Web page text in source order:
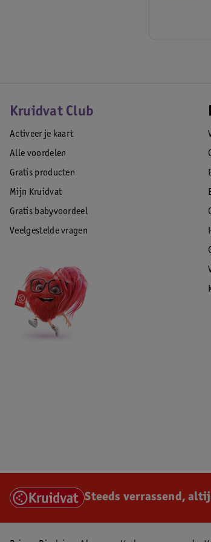
Kruidvat Club
Activeer je kaart
Alle voordelen
Gratis producten
Mijn Kruidvat
Gratis babyvoordeel
Veelgestelde vragen
Steeds verrassend,